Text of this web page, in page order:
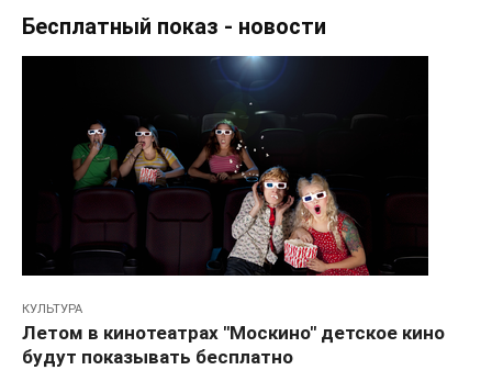
Бесплатный показ - новости
КУЛЬТУРА
Летом в кинотеатрах "Москино" детское кино
будут показывать бесплатно